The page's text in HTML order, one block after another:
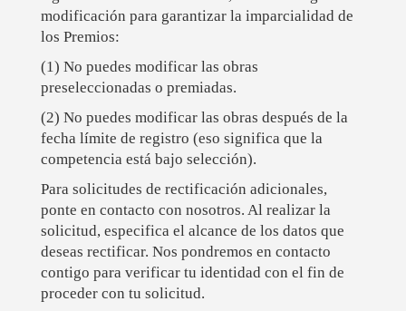
modificación para garantizar la imparcialidad de
los Premios:
(1) No puedes modificar las obras
preseleccionadas o premiadas.
(2) No puedes modificar las obras después de la
fecha límite de registro (eso significa que la
competencia está bajo selección).
Para solicitudes de rectificación adicionales,
ponte en contacto con nosotros. Al realizar la
solicitud, especifica el alcance de los datos que
deseas rectificar. Nos pondremos en contacto
contigo para verificar tu identidad con el fin de
proceder con tu solicitud.